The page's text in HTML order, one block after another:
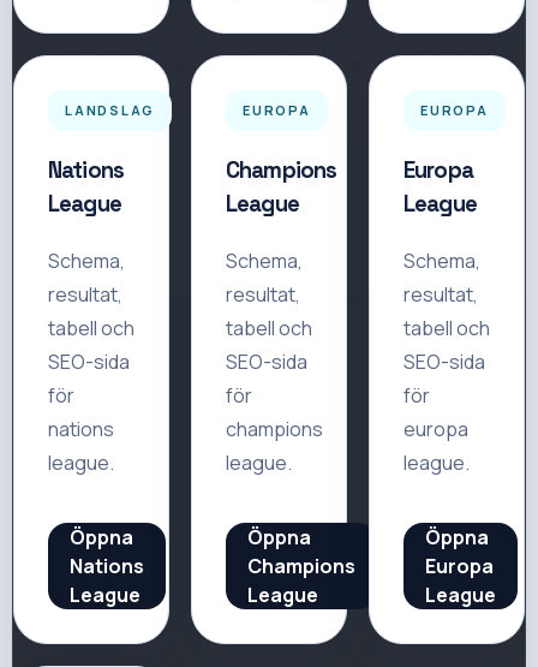
LANDSLAG
Nations
League
Schema,
resultat,
tabell och
SEO-sida
för
nations
league.
Öppna
Nations
League
EUROPA
Champions
League
Schema,
resultat,
tabell och
SEO-sida
för
champions
league.
Öppna
Champions
League
EUROPA
Europa
League
Schema,
resultat,
tabell och
SEO-sida
för
europa
league.
Öppna
Europa
League